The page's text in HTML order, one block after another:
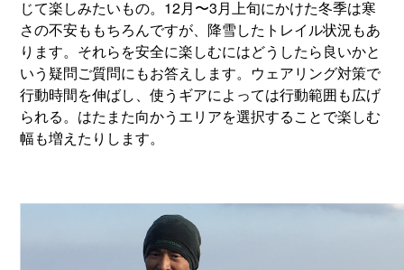
じて楽しみたいもの。12月〜3月上旬にかけた冬季は寒
さの不安ももちろんですが、降雪したトレイル状況もあ
ります。それらを安全に楽しむにはどうしたら良いかと
いう疑問ご質問にもお答えします。ウェアリング対策で
行動時間を伸ばし、使うギアによっては行動範囲も広げ
られる。はたまた向かうエリアを選択することで楽しむ
幅も増えたりします。